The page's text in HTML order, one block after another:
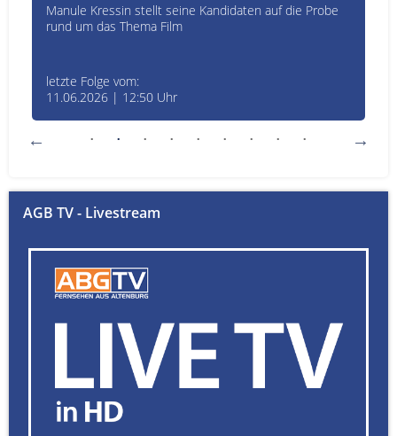
Manule Kressin stellt seine Kandidaten auf die Probe
rund um das Thema Film
letzte Folge vom:
11.06.2026 | 12:50 Uhr
AGB TV - Livestream